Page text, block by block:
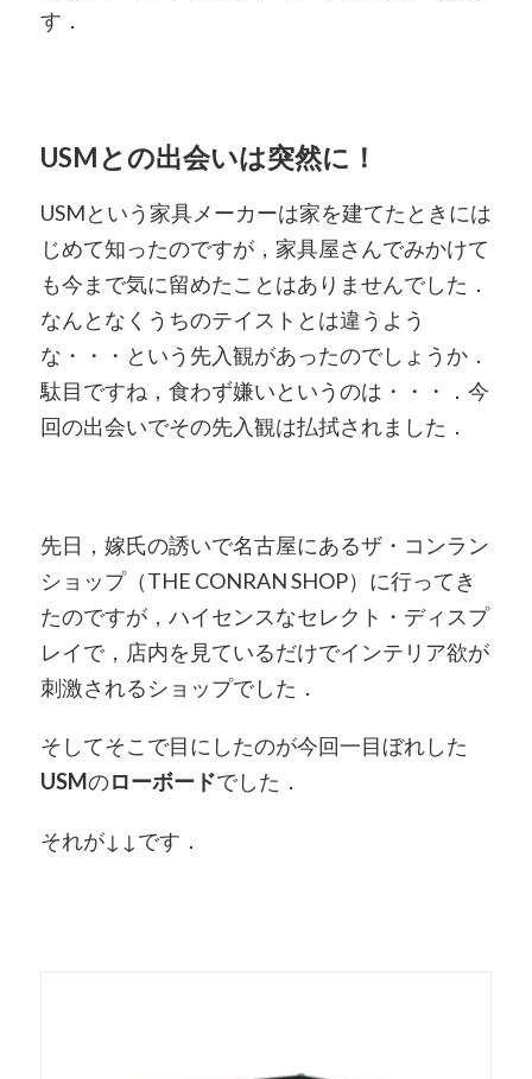
す．
USMとの出会いは突然に！
USMという家具メーカーは家を建てたときには
じめて知ったのですが，家具屋さんでみかけて
も今まで気に留めたことはありませんでした．
なんとなくうちのテイストとは違うよう
な・・・という先入観があったのでしょうか．
駄目ですね，食わず嫌いというのは・・・．今
回の出会いでその先入観は払拭されました．
先日，嫁氏の誘いで名古屋にあるザ・コンラン
ショップ（THE CONRAN SHOP）に行ってき
たのですが，ハイセンスなセレクト・ディスプ
レイで，店内を見ているだけでインテリア欲が
刺激されるショップでした．
そしてそこで目にしたのが今回一目ぼれした
USMのローボードでした．
それが↓↓です．